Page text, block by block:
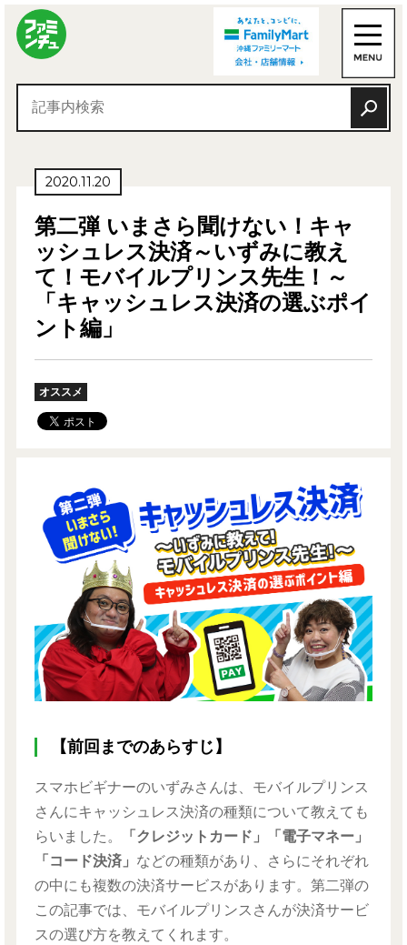
2020.11.20
第二弾 いまさら聞けない！キャ
ッシュレス決済～いずみに教え
て！モバイルプリンス先生！～
「キャッシュレス決済の選ぶポイ
ント編」
オススメ
【前回までのあらすじ】
スマホビギナーのいずみさんは、モバイルプリンス
さんにキャッシュレス決済の種類について教えても
らいました。
「クレジットカード」「電子マネー」
「コード決済」 などの種類があり、さらにそれぞれ
の中にも複数の決済サービスがあります。第二弾の
この記事では、モバイルプリンスさんが決済サービ
スの選び方を教えてくれます。